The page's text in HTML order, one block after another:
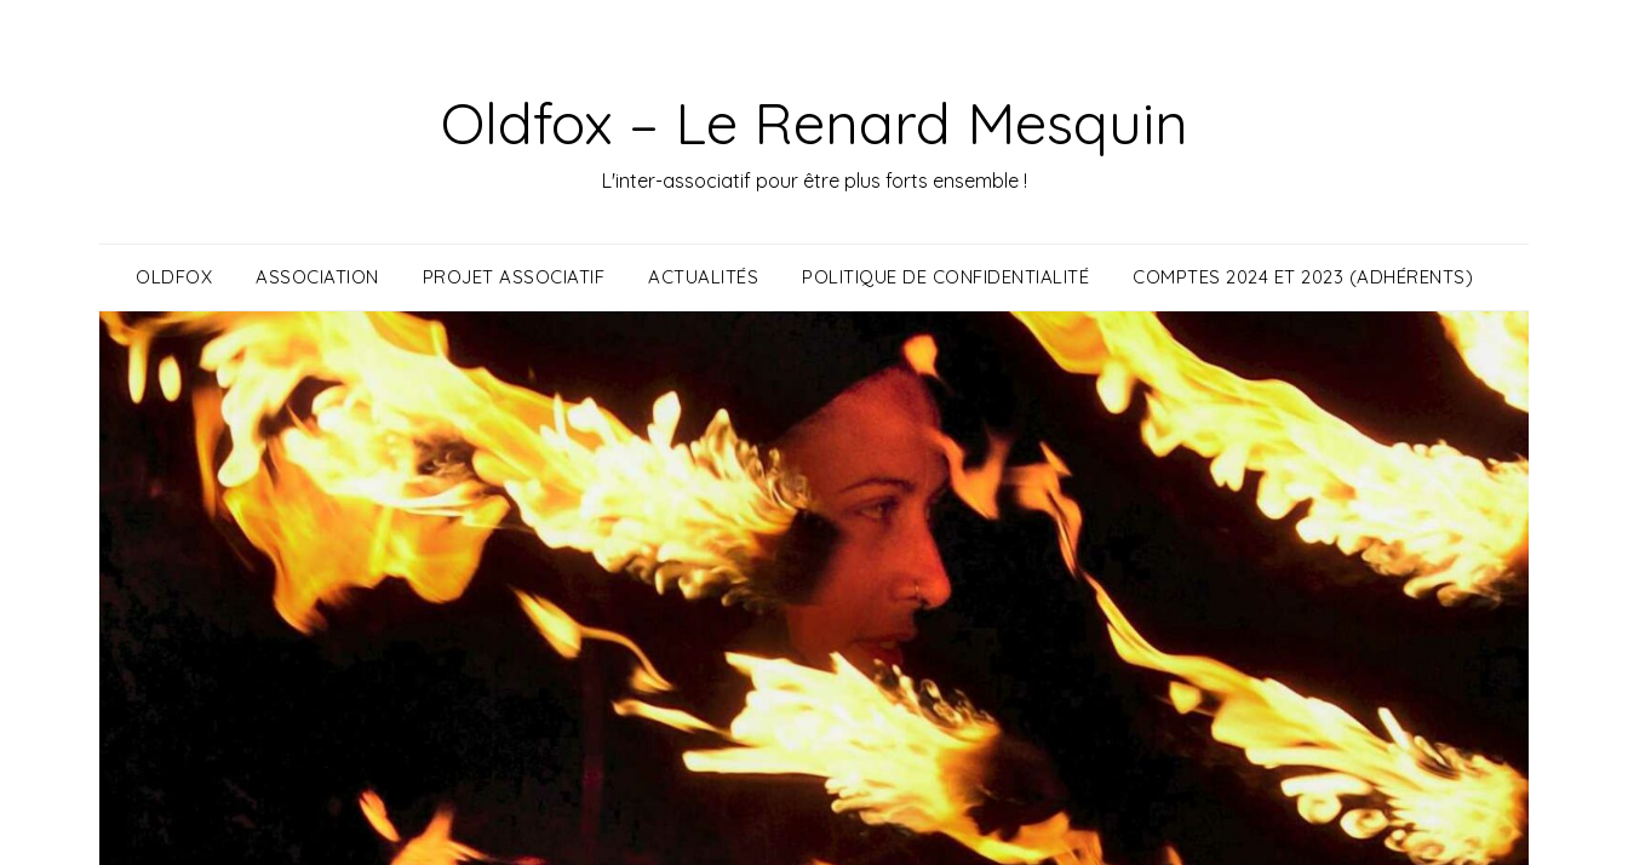
Oldfox – Le Renard Mesquin
L'inter-associatif pour être plus forts ensemble !
OLDFOX ASSOCIATION PROJET ASSOCIATIF ACTUALITÉS POLITIQUE DE CONFIDENTIALITÉ COMPTES 2024 ET 2023 (ADHÉRENTS)